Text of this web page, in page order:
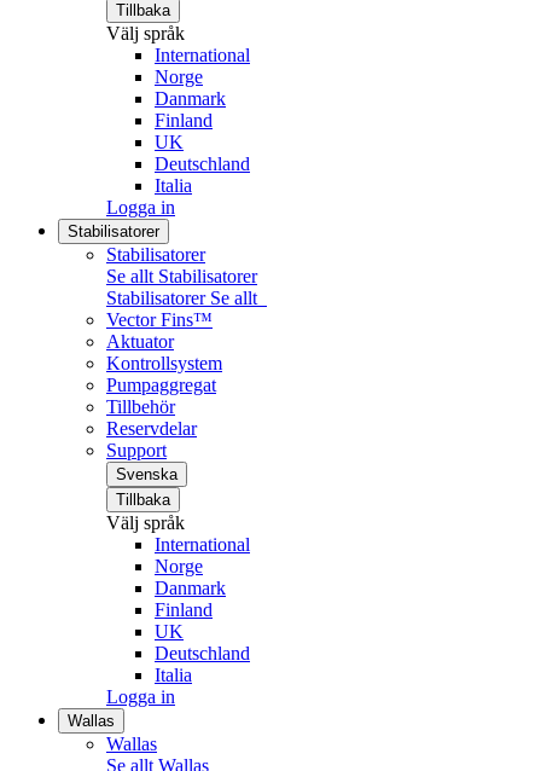
Tillbaka
Välj språk
International
Norge
Danmark
Finland
UK
Deutschland
Italia
Logga in
Stabilisatorer
Stabilisatorer
Se allt Stabilisatorer
Stabilisatorer Se allt
Vector Fins™
Aktuator
Kontrollsystem
Pumpaggregat
Tillbehör
Reservdelar
Support
Svenska
Tillbaka
Välj språk
International
Norge
Danmark
Finland
UK
Deutschland
Italia
Logga in
Wallas
Wallas
Se allt Wallas